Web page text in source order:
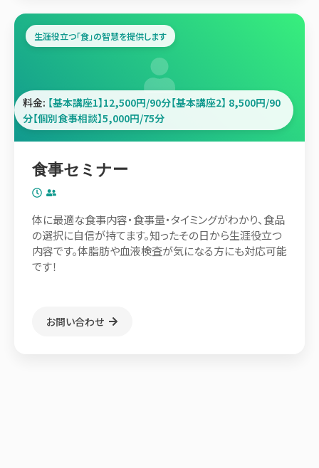
生涯役立つ「食」の智慧を提供します
料金: 【基本講座1】12,500円/90分【基本講座2】 8,500円/90
分【個別食事相談】5,000円/75分
食事セミナー
体に最適な食事内容・食事量・タイミングがわかり、食品
の選択に自信が持てます。知ったその日から生涯役立つ
内容です。体脂肪や血液検査が気になる方にも対応可能
です！
お問い合わせ